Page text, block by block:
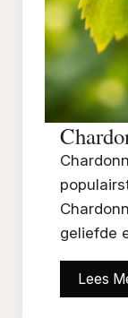
geliefde
Lees